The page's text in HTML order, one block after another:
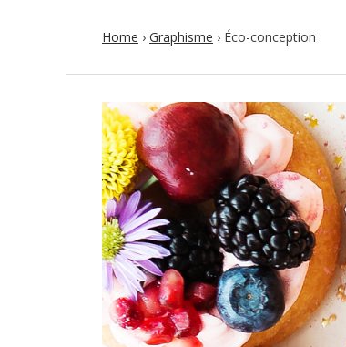
Home › Graphisme › Éco-conception